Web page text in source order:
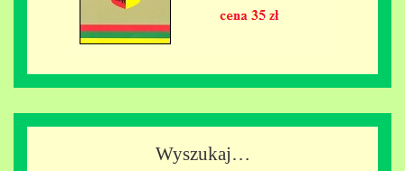
Wyszukaj…